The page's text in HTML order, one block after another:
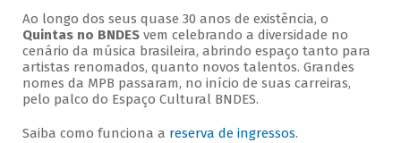
Ao longo dos seus quase 30 anos de existência, o
Quintas no BNDESvem celebrando a diversidade no
cenário da música brasileira, abrindo espaço tanto para
artistas renomados, quanto novos talentos. Grandes
nomes da MPB passaram, no início de suas carreiras,
pelo palco do Espaço Cultural BNDES.
Saiba como funciona a reserva de ingressos.